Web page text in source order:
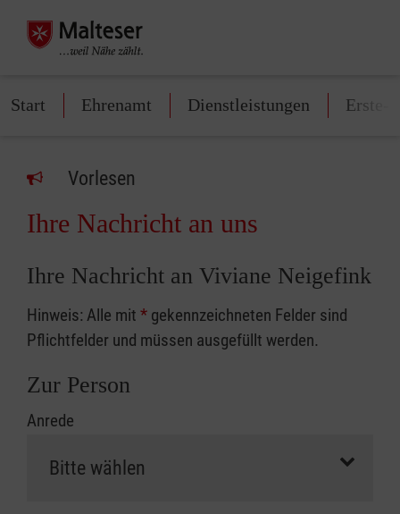
Start Ehrenamt Dienstleistungen Erste-
Vorlesen
Ihre Nachricht an uns
Ihre Nachricht an Viviane Neigefink
Hinweis: Alle mit * gekennzeichneten Felder sind
Pflichtfelder und müssen ausgefüllt werden.
Zur Person
Anrede